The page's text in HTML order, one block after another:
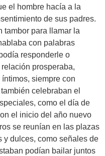
el hombre hacía a la
de sus padres.
tambor para llamar la
con palabras
responderle o
prosperaba,
siempre con
celebraban el
como el día de
el inicio del año nuevo
se reunían en las plazas
y dulces, como señales de
podían bailar juntos